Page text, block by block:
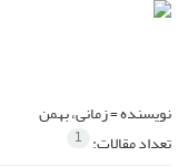
نویسنده =زمانی، بهمن
تعداد مقالات: 1